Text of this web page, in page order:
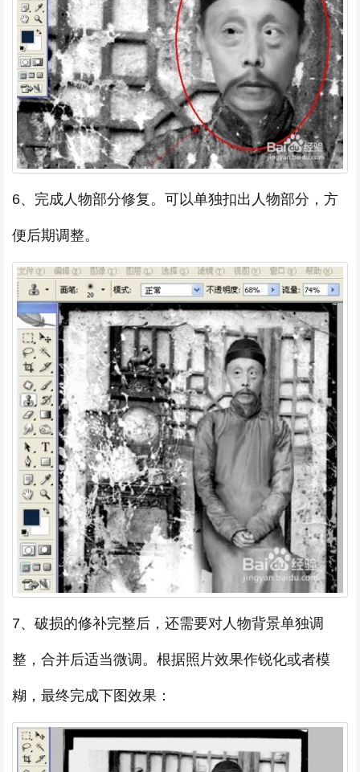
6、完成人物部分修复。可以单独扣出人物部分，方
便后期调整。
7、破损的修补完整后，还需要对人物背景单独调
整，合并后适当微调。根据照片效果作锐化或者模
糊，最终完成下图效果：